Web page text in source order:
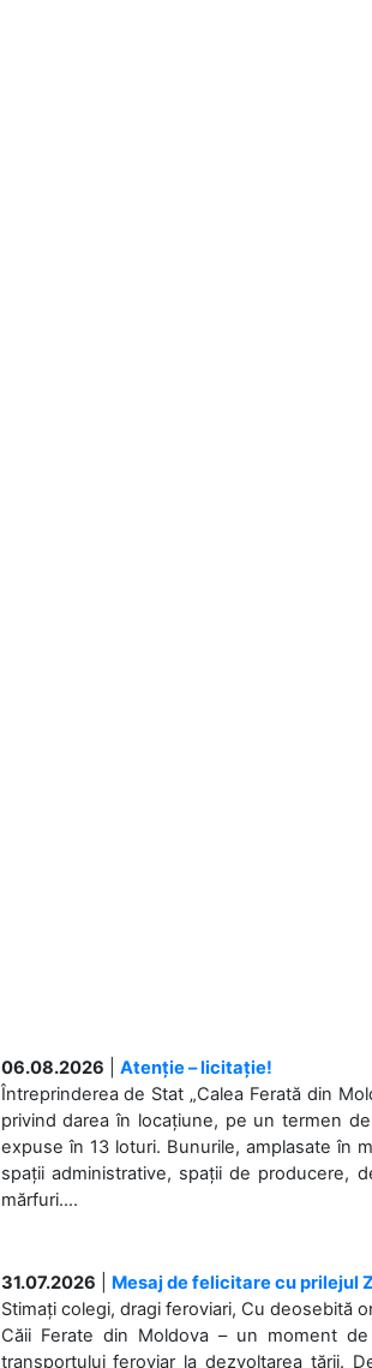
06.08.2026
Atenție – licitație!
Întreprinderea de Stat „Calea Ferată din
privind darea în locațiune, pe un termen
expuse în 13 loturi. Bunurile, amplasate în
spații administrative, spații de producere,
mărfuri....
31.07.2026
Mesaj de felicitare cu prilejul
Stimați colegi, dragi feroviari, Cu deosebită
Căii Ferate din Moldova – un moment
transportului feroviar la dezvoltarea țării.